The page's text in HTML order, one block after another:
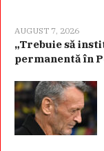
AUGUST 7, 2026
„Trebuie să
permanentă în